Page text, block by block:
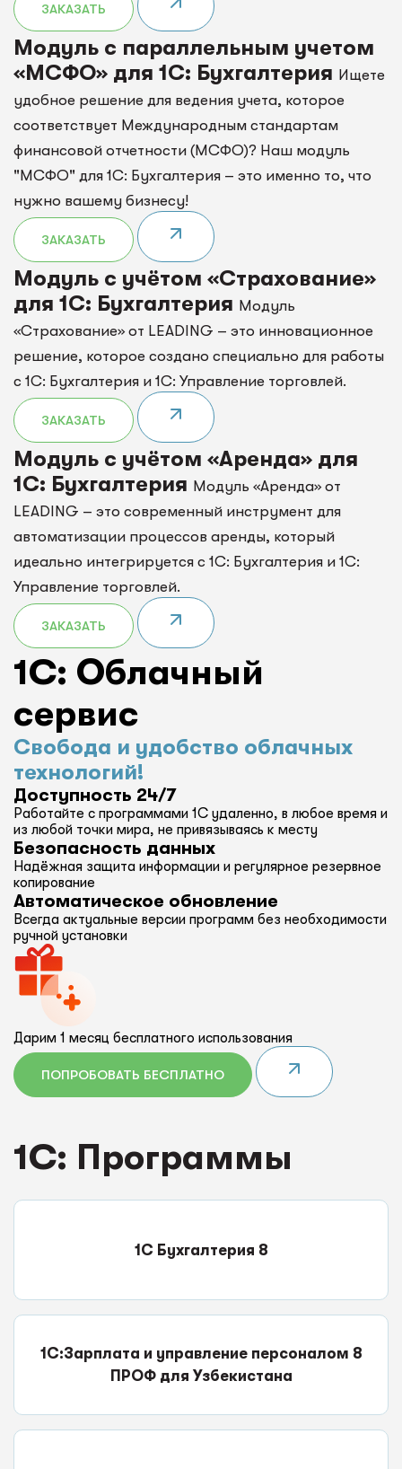
ЗАКАЗАТЬ
Модуль с параллельным учетом
«МСФО» для 1С: Бухгалтерия Ищете
удобное решение для ведения учета, которое
соответствует Международным стандартам
финансовой отчетности (МСФО)? Наш модуль
"МСФО" для 1С: Бухгалтерия – это именно то, что
нужно вашему бизнесу!
ЗАКАЗАТЬ
Модуль c учётом «Страхование»
для 1С: Бухгалтерия Модуль
«Страхование» от LEADING – это инновационное
решение, которое создано специально для работы
с 1С: Бухгалтерия и 1С: Управление торговлей.
ЗАКАЗАТЬ
Модуль с учётом «Аренда» для
1С: Бухгалтерия Модуль «Аренда» от
LEADING – это современный инструмент для
автоматизации процессов аренды, который
идеально интегрируется с 1С: Бухгалтерия и 1С:
Управление торговлей.
ЗАКАЗАТЬ
1C: Облачный
сервис
Свобода и удобство облачных
технологий!
Доступность 24/7
Работайте с программами 1С удаленно, в любое время и
из любой точки мира, не привязываясь к месту
Безопасность данных
Надёжная защита информации и регулярное резервное
копирование
Автоматическое обновление
Всегда актуальные версии программ без необходимости
ручной установки
Дарим 1 месяц бесплатного использования
ПОПРОБОВАТЬ БЕСПЛАТНО
1C: Программы
1С Бухгалтерия 8
1С:Зарплата и управление персоналом 8
ПРОФ для Узбекистана